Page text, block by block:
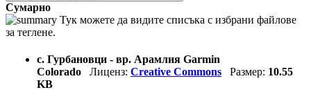
Сумарно
Тук можете да видите списъка с избрани файлове
за теглене.
с. Гурбановци - вр. Арамлия Garmin
Colorado Лиценз: Creative Commons Размер: 10.55
KB